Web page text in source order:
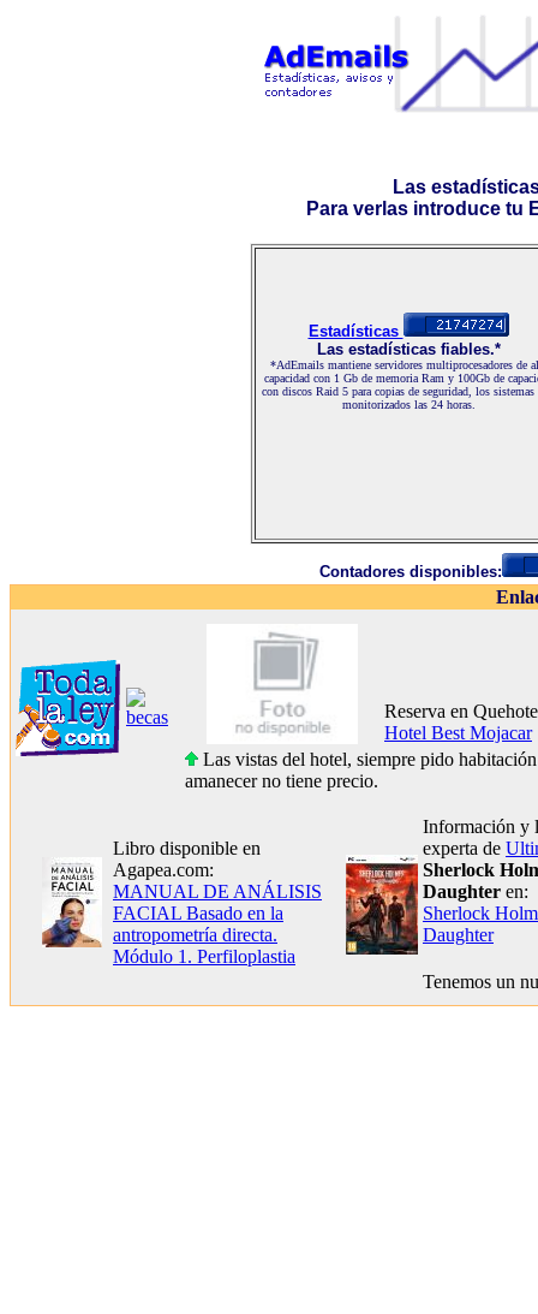
Las
Para verlas introduce tu
Estadísticas
Las estadísticas fiables.*
*AdEmails mantiene servidores multiprocesadores de
capacidad con 1 Gb de memoria Ram y 100Gb de
con discos Raid 5 para copias de seguridad, los sistemas
monitorizados las 24 horas.
Contadores disponibles:
Reserva en
Hotel Best Mojacar
Las vistas del hotel, siempre pido
amanecer no tiene precio.
Libro disponible en
Agapea.com:
MANUAL DE ANÁLISIS
FACIAL Basado en la
antropometría directa.
Módulo 1. Perfiloplastia
Información y
experta de
Sherlock
Daughter en:
Sherlock
Daughter
Tenemos un